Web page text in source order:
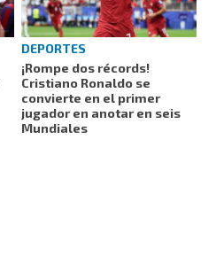
DEPORTES
¡Rompe dos récords!
Cristiano Ronaldo se
convierte en el primer
jugador en anotar en seis
Mundiales